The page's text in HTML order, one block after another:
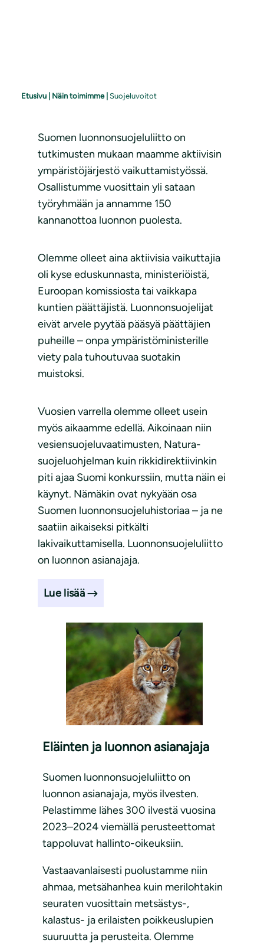
Etusivu Näin toimimme| Suojeluvoitot
Suomen luonnonsuojeluliitto on
tutkimusten mukaan maamme aktiivisin
ympäristöjärjestö vaikuttamistyössä.
Osallistumme vuosittain yli sataan
työryhmään ja annamme 150
kannanottoa luonnon puolesta.
Olemme olleet aina aktiivisia vaikuttajia
oli kyse eduskunnasta, ministeriöistä,
Euroopan komissiosta tai vaikkapa
kuntien päättäjistä. Luonnonsuojelijat
eivät arvele pyytää pääsyä päättäjien
puheille – onpa ympäristöministerille
viety pala tuhoutuvaa suotakin
muistoksi.
Vuosien varrella olemme olleet usein
myös aikaamme edellä. Aikoinaan niin
vesiensuojeluvaatimusten, Natura-
suojeluohjelman kuin rikkidirektiivinkin
piti ajaa Suomi konkurssiin, mutta näin ei
käynyt. Nämäkin ovat nykyään osa
Suomen luonnonsuojeluhistoriaa – ja ne
saatiin aikaiseksi pitkälti
lakivaikuttamisella. Luonnonsuojeluliitto
on luonnon asianajaja.
Lue lisää
Eläinten ja luonnon asianajaja
Suomen luonnonsuojeluliitto on
luonnon asianajaja, myös ilvesten.
Pelastimme lähes 300 ilvestä vuosina
2023–2024 viemällä perusteettomat
tappoluvat hallinto-oikeuksiin.
Vastaavanlaisesti puolustamme niin
ahmaa, metsähanhea kuin merilohtakin
seuraten vuosittain metsästys-,
kalastus- ja erilaisten poikkeuslupien
suuruutta ja perusteita. Olemme